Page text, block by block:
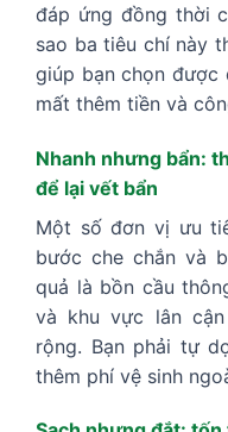
đáp ứng đồng thời
sao ba tiêu chí này
giúp bạn chọn được
mất thêm tiền và
Nhanh nhưng bẩn:
để lại vết bẩn
Một số đơn vị ưu
bước che chắn và
quả là bồn cầu
và khu vực lân
rộng. Bạn phải tự
thêm phí vệ sinh